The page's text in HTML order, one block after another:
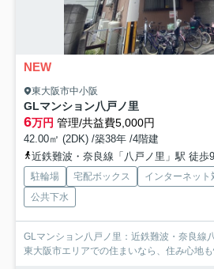
NEW
東大阪市中小阪
GLマンション八戸ノ里
6万円 管理/共益費5,000円
42.00㎡ (2DK) /築38年 /4階建
近鉄難波・奈良線「八戸ノ里」駅 徒歩
駐輪場 宅配ボックス インターネット
公共下水
GLマンション八戸ノ里：近鉄難波・奈良線
東大阪市エリアでの住まいなら、住み心地